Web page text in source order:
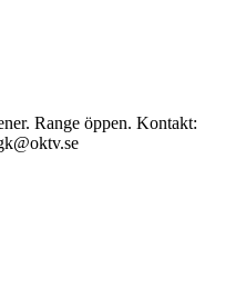
Range öppen. Kontakt: